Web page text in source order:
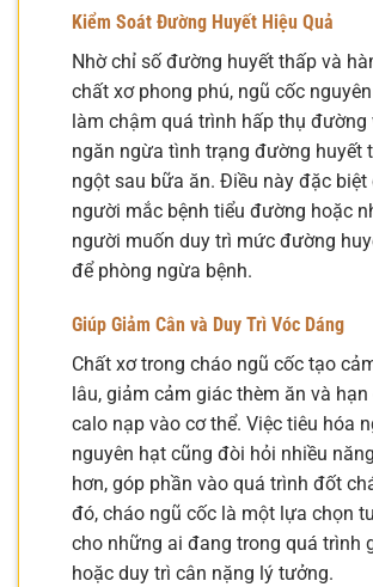
Kiểm Soát Đường Huyết Hiệu Quả
Nhờ chỉ số đường huyết thấp và
chất xơ phong phú, ngũ cốc
làm chậm quá trình hấp thụ đường
ngăn ngừa tình trạng đường huyết
ngột sau bữa ăn. Điều này đặc biệt
người mắc bệnh tiểu đường hoặc
người muốn duy trì mức đường
để phòng ngừa bệnh.
Giúp Giảm Cân và Duy Trì Vóc Dáng
Chất xơ trong cháo ngũ cốc tạo
lâu, giảm cảm giác thèm ăn và
calo nạp vào cơ thể. Việc tiêu hóa
nguyên hạt cũng đòi hỏi nhiều
hơn, góp phần vào quá trình đốt
đó, cháo ngũ cốc là một lựa chọn
cho những ai đang trong quá trình
hoặc duy trì cân nặng lý tưởng.